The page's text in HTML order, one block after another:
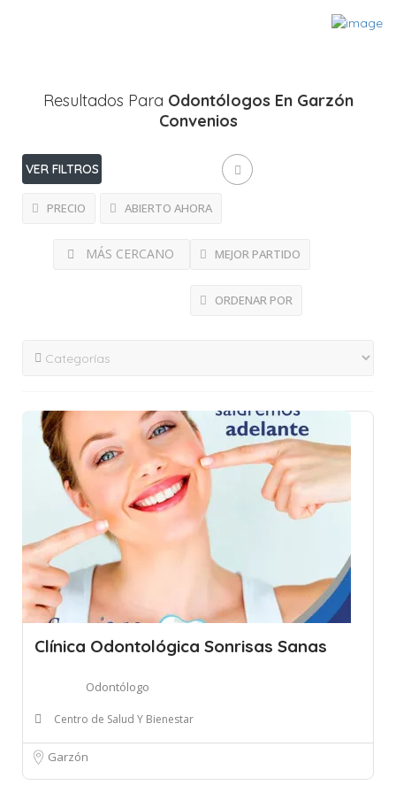
Resultados Para Odontólogos En Garzón
Convenios
VER FILTROS
PRECIO ABIERTO AHORA
MÁS CERCANO MEJOR PARTIDO
ORDENAR POR
Clínica Odontológica Sonrisas Sanas
Odontólogo
Centro de Salud Y Bienestar
Garzón